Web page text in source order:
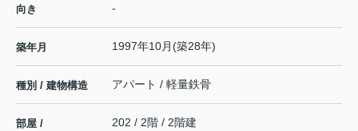
向き -
築年月 1997年10月(築28年)
種別 / 建物構造 アパート / 軽量鉄骨
部屋 /
202 / 2階 / 2階建